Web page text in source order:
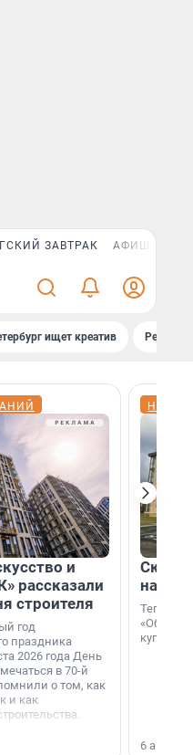
ЗАВТРАК АФИША PLUS
ищет креатив
и
рассказали
строителя
год
праздника
2026 года День
в 70-й
о том, как
и как
на
Теперь
купить
6